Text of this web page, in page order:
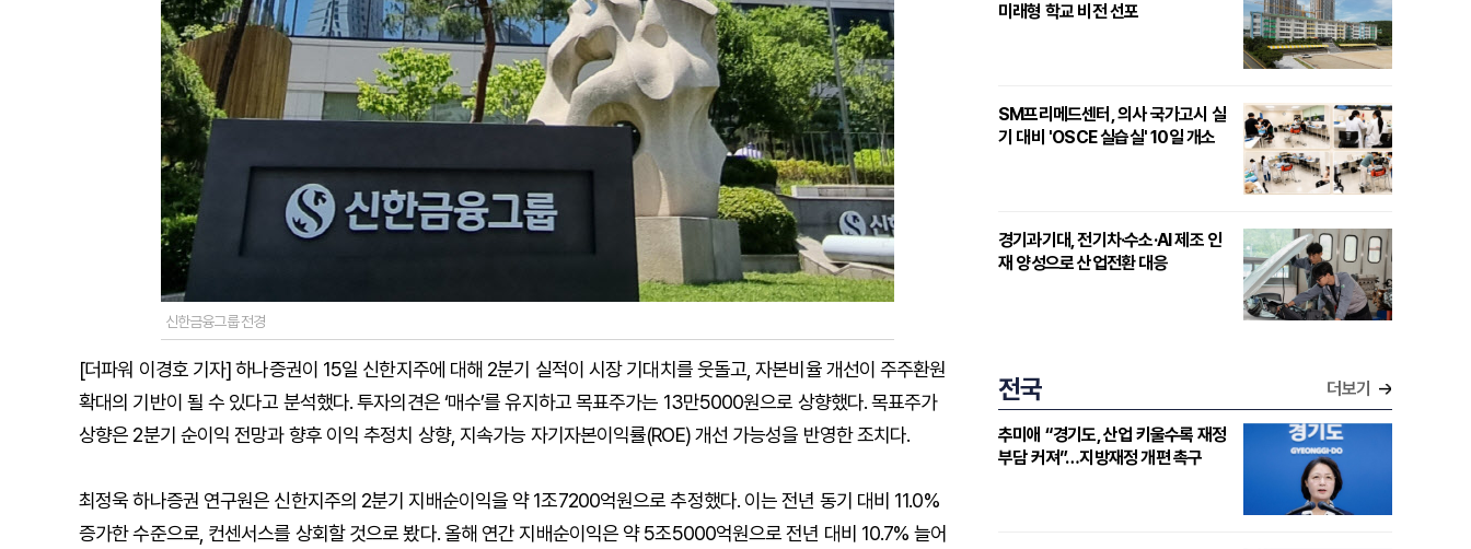
신한금융그룹 전경
[더파워 이경호 기자] 하나증권이 15일 신한지주에 대해 2분기 실적이 시장 기대치를 웃돌고, 자본비율 개선이 주주환원
확대의 기반이 될 수 있다고 분석했다. 투자의견은 ‘매수’를 유지하고 목표주가는 13만5000원으로 상향했다. 목표주가
상향은 2분기 순이익 전망과 향후 이익 추정치 상향, 지속가능 자기자본이익률(ROE) 개선 가능성을 반영한 조치다.
최정욱 하나증권 연구원은 신한지주의 2분기 지배순이익을 약 1조7200억원으로 추정했다. 이는 전년 동기 대비 11.0%
증가한 수준으로, 컨센서스를 상회할 것으로 봤다. 올해 연간 지배순이익은 약 5조5000억원으로 전년 대비 10.7% 늘어
미래형 학교 비전 선포
SM프리메드센터, 의사 국가고시 실
기 대비 'OSCE 실습실' 10일 개소
경기과기대, 전기차·수소·AI 제조 인
재 양성으로 산업전환 대응
전국 더보기
추미애 “경기도, 산업 키울수록 재정
부담 커져”…지방재정 개편 촉구